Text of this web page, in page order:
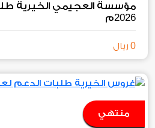
مؤسسة العجيمي الخيرية
2026م
0 ريال
منتهي